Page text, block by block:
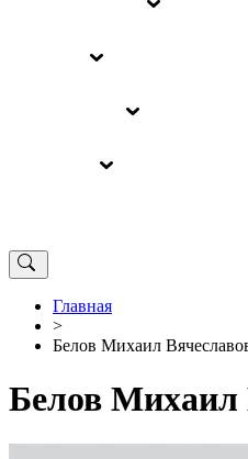
Главная
>
Белов Михаил
Белов Михаил